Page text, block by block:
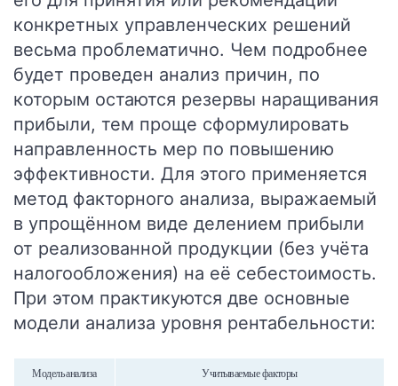
конкретных управленческих решений
весьма проблематично. Чем подробнее
будет проведен анализ причин, по
которым остаются резервы наращивания
прибыли, тем проще сформулировать
направленность мер по повышению
эффективности. Для этого применяется
метод факторного анализа, выражаемый
в упрощённом виде делением прибыли
от реализованной продукции (без учёта
налогообложения) на её себестоимость.
При этом практикуются две основные
модели анализа уровня рентабельности:
Модель анализа Учитываемые факторы